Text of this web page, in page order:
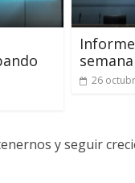
26
y seguir